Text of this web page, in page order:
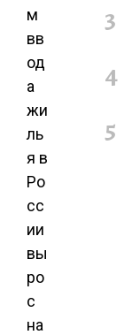
м
вв
од
а
жи
ль
я в
Ро
сс
ии
вы
ро
с
на